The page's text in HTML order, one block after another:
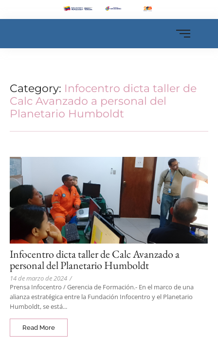
Category: Infocentro dicta taller de
Calc Avanzado a personal del
Planetario Humboldt
Infocentro dicta taller de Calc Avanzado a
personal del Planetario Humboldt
14 de marzo de 2024 /
Prensa Infocentro / Gerencia de Formación.- En el marco de una
alianza estratégica entre la Fundación Infocentro y el Planetario
Humboldt, se está...
Read More